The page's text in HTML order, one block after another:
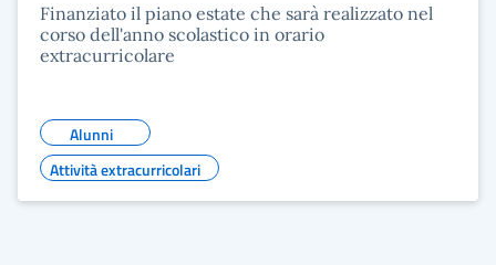
Finanziato il piano estate che sarà realizzato nel
corso dell'anno scolastico in orario
extracurricolare
Alunni
Attività extracurricolari